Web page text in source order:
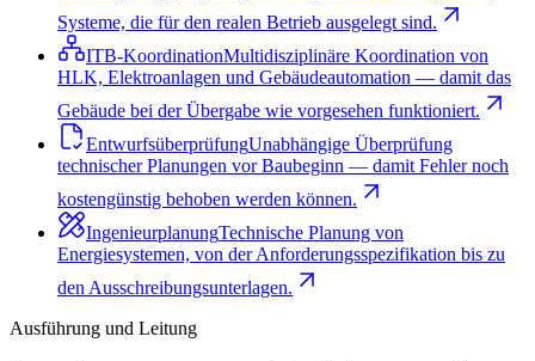
Systeme, die für den realen Betrieb ausgelegt sind.
ITB-KoordinationMultidisziplinäre Koordination von
HLK, Elektroanlagen und Gebäudeautomation — damit das
Gebäude bei der Übergabe wie vorgesehen funktioniert.
EntwurfsüberprüfungUnabhängige Überprüfung
technischer Planungen vor Baubeginn — damit Fehler noch
kostengünstig behoben werden können.
IngenieurplanungTechnische Planung von
Energiesystemen, von der Anforderungsspezifikation bis zu
den Ausschreibungsunterlagen.
Ausführung und Leitung